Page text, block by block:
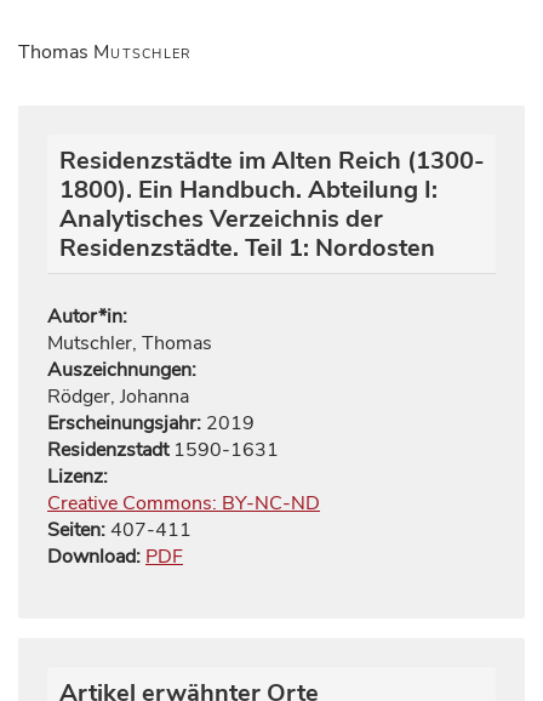
Thomas Mutschler
Residenzstädte im Alten Reich (1300-
1800). Ein Handbuch. Abteilung I:
Analytisches Verzeichnis der
Residenzstädte. Teil 1: Nordosten
Autor*in:
Mutschler, Thomas
Auszeichnungen:
Rödger, Johanna
Erscheinungsjahr: 2019
Residenzstadt1590-1631
Lizenz:
Creative Commons: BY-NC-ND
Seiten:407-411
Download: PDF
Artikel erwähnter Orte